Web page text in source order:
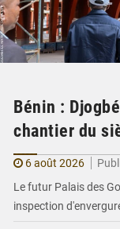
Bénin :
chantier du
6 août 2026
Le futur Palais des
inspection